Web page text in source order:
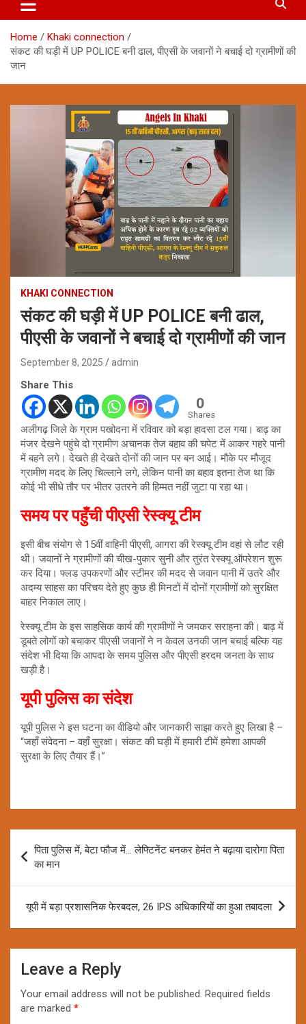
Home
Khaki connection
संकट की घड़ी में UP POLICE बनी ढाल, पीएसी के जवानों ने बचाई दो ग्रामीणों की
जान
KHAKI CONNECTION
संकट की घड़ी में UP POLICE बनी ढाल,
पीएसी के जवानों ने बचाई दो ग्रामीणों की जान
September 8, 2025 admin
Share This
0
Shares
अलीगढ़ जिले के ग्राम पखोदना में रविवार को बड़ा हादसा टल गया। बाढ़ का
मंजर देखने पहुंचे दो ग्रामीण अचानक तेज बहाव की चपेट में आकर गहरे पानी
में बहने लगे। देखते ही देखते दोनों की जान पर बन आई। मौके पर मौजूद
ग्रामीण मदद के लिए चिल्लाने लगे, लेकिन पानी का बहाव इतना तेज था कि
कोई भी सीधे तौर पर भीतर उतरने की हिम्मत नहीं जुटा पा रहा था।
समय पर पहुँची पीएसी रेस्क्यू टीम
इसी बीच संयोग से 15वीं वाहिनी पीएसी, आगरा की रेस्क्यू टीम वहां से लौट रही
थी। जवानों ने ग्रामीणों की चीख-पुकार सुनी और तुरंत रेस्क्यू ऑपरेशन शुरू
कर दिया। फ्लड उपकरणों और स्टीमर की मदद से जवान पानी में उतरे और
अदम्य साहस का परिचय देते हुए कुछ ही मिनटों में दोनों ग्रामीणों को सुरक्षित
बाहर निकाल लाए।
रेस्क्यू टीम के इस साहसिक कार्य की ग्रामीणों ने जमकर सराहना की। बाढ़ में
डूबते लोगों को बचाकर पीएसी जवानों ने न केवल उनकी जान बचाई बल्कि यह
संदेश भी दिया कि आपदा के समय पुलिस और पीएसी हरदम जनता के साथ
खड़ी है।
यूपी पुलिस का संदेश
यूपी पुलिस ने इस घटना का वीडियो और जानकारी साझा करते हुए लिखा है –
“जहाँ संवेदना – वहाँ सुरक्षा। संकट की घड़ी में हमारी टीमें हमेशा आपकी
सुरक्षा के लिए तैयार हैं।”
navigation
पिता पुलिस में, बेटा फौज में… लेफ्टिनेंट बनकर हेमंत ने बढ़ाया दारोगा पिता
का मान
यूपी में बड़ा प्रशासनिक फेरबदल, 26 IPS अधिकारियों का हुआ तबादला
Leave a Reply
Your email address will not be published. Required fields
are marked *